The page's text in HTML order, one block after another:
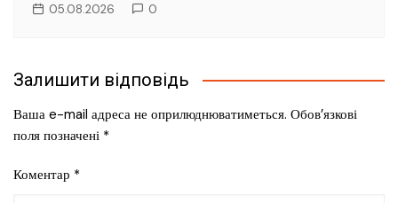
05.08.2026 0
Залишити відповідь
Ваша e-mail адреса не оприлюднюватиметься. Обов’язкові
поля позначені *
Коментар *